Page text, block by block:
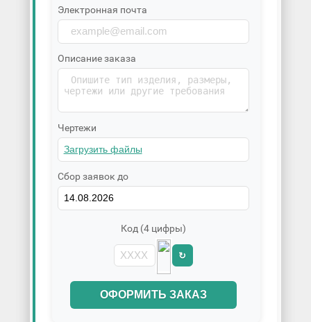
Электронная почта
Описание заказа
Чертежи
Сбор заявок до
Код (4 цифры)
↻
ОФОРМИТЬ ЗАКАЗ